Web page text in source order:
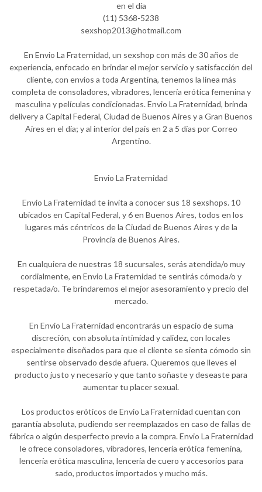
en el día
(11) 5368-5238
sexshop2013@hotmail.com
En Envio La Fraternidad, un sexshop con más de 30 años de
experiencia, enfocado en brindar el mejor servicio y satisfacción del
cliente, con envíos a toda Argentina, tenemos la línea más
completa de consoladores, vibradores, lencería erótica femenina y
masculina y películas condicionadas. Envio La Fraternidad, brinda
delivery a Capital Federal, Ciudad de Buenos Aires y a Gran Buenos
Aires en el día; y al interior del pais en 2 a 5 días por Correo
Argentino.
Envio La Fraternidad
Envio La Fraternidad te invita a conocer sus 18 sexshops. 10
ubicados en Capital Federal, y 6 en Buenos Aires, todos en los
lugares más céntricos de la Ciudad de Buenos Aires y de la
Provincia de Buenos Aires.
En cualquiera de nuestras 18 sucursales, serás atendida/o muy
cordialmente, en Envio La Fraternidad te sentirás cómoda/o y
respetada/o. Te brindaremos el mejor asesoramiento y precio del
mercado.
En Envio La Fraternidad encontrarás un espacio de suma
discreción, con absoluta intimidad y calidez, con locales
especialmente diseñados para que el cliente se sienta cómodo sin
sentirse observado desde afuera. Queremos que lleves el
producto justo y necesario y que tanto soñaste y deseaste para
aumentar tu placer sexual.
Los productos eróticos de Envio La Fraternidad cuentan con
garantía absoluta, pudiendo ser reemplazados en caso de fallas de
fábrica o algún desperfecto previo a la compra. Envio La Fraternidad
le ofrece consoladores, vibradores, lencería erótica femenina,
lencería erótica masculina, lencería de cuero y accesorios para
sado, productos importados y mucho más.